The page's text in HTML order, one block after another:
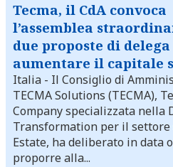
Tecma, il CdA convoca
l’assemblea
due proposte di delega
aumentare il capitale
Italia - Il Consiglio di
TECMA Solutions (TECMA),
Company specializzata nella
Transformation per il settore
Estate, ha deliberato in data
proporre alla...